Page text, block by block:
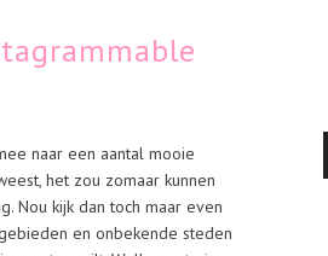
naar een aantal mooie
het zou zomaar kunnen
Nou kijk dan toch maar even
en onbekende steden